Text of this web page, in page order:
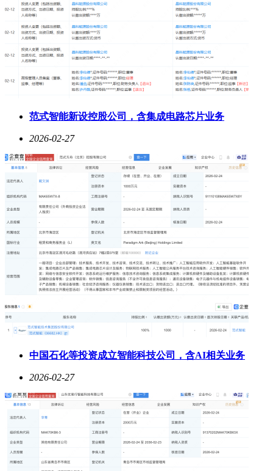
范式智能新设控股公司，含集成电路芯片业务
2026-02-27
中国石化等投资成立智能科技公司，含AI相关业务
2026-02-27